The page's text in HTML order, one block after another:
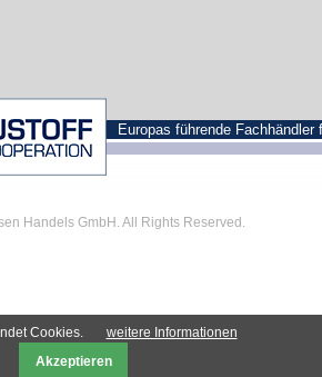
Europas führende
Handels GmbH. All Rights Reserved.
Cookies.
weitere Informationen
Akzeptieren